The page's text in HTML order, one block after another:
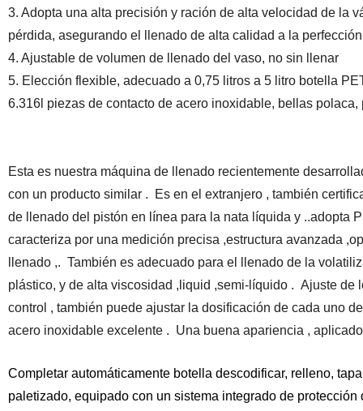
3. Adopta una alta precisión y ración de alta velocidad de la
pérdida, asegurando el llenado de alta calidad a la
4. Ajustable de volumen de llenado del vaso, no sin llenar
5. Elección flexible, adecuado a 0,75 litros a 5 litro botella
6.316l piezas de contacto de acero inoxidable, bellas
Esta es nuestra máquina de llenado recientemente
con un producto similar . Es en el extranjero , también
de llenado del pistón en línea para la nata líquida y ..adopta
caracteriza por una medición precisa ,estructura avanzada
llenado ,. También es adecuado para el llenado de la
plástico, y de alta viscosidad ,liquid ,semi-líquido . Ajuste
control , también puede ajustar la dosificación de cada uno
acero inoxidable excelente . Una buena apariencia ,
Completar automáticamente botella descodificar, relleno,
paletizado, equipado con un sistema integrado de